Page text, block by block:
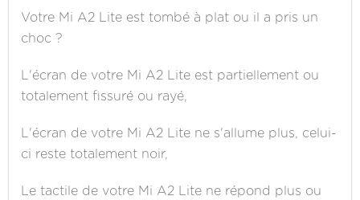
Votre Mi A2 Lite est tombé à plat ou il a pris un
choc ?
L'écran de votre Mi A2 Lite est partiellement ou
totalement fissuré ou rayé,
L'écran de votre Mi A2 Lite ne s'allume plus, celui-
ci reste totalement noir,
Le tactile de votre Mi A2 Lite ne répond plus ou